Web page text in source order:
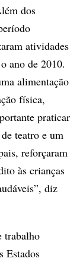
dos
atividades
ano de 2010.
alimentação
física,
praticar
teatro e um
reforçaram
às crianças
diz
trabalho
Estados